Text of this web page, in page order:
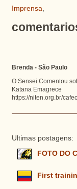
Imprensa
Brenda - São Paulo
O Sensei Comentou
Katana Emagrece
https://niten.org.br/
Ultimas postagens:
FOTO DO
First